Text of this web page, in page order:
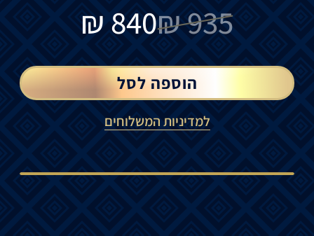
935
₪
840
₪
הוספה לסל
למדיניות המשלוחים